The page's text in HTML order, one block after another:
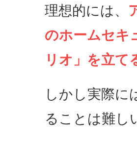
理想的には、
のホームセキ
リオ」を立て
しかし実際に
ることは難し